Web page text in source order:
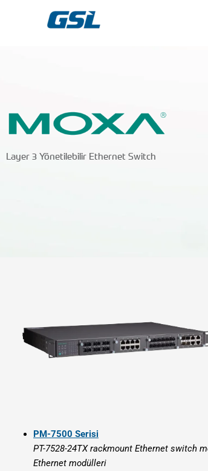
Layer 3 Yönetilebilir Ethernet Switch
PM-7500 Serisi
PT-7528-24TX rackmount Ethernet switch
Ethernet modülleri